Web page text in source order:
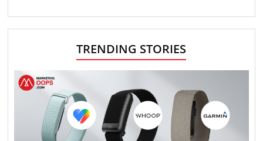
TRENDING STORIES